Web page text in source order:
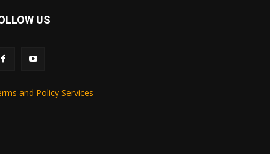
US
and Policy Services